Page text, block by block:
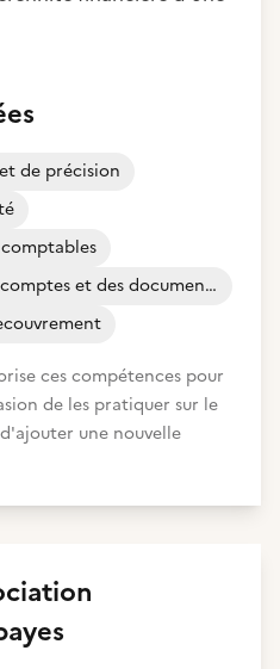
de précision
Garantir la fiabilité des comptes et des documents comptables
ces compétences pour
de les pratiquer sur le
une nouvelle